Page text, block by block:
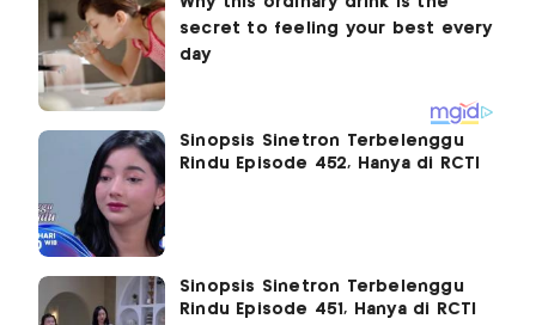
Sinopsis Sinetron Terbelenggu
Rindu Episode 452, Hanya di RCTI
Sinopsis Sinetron Terbelenggu
Rindu Episode 451, Hanya di RCTI